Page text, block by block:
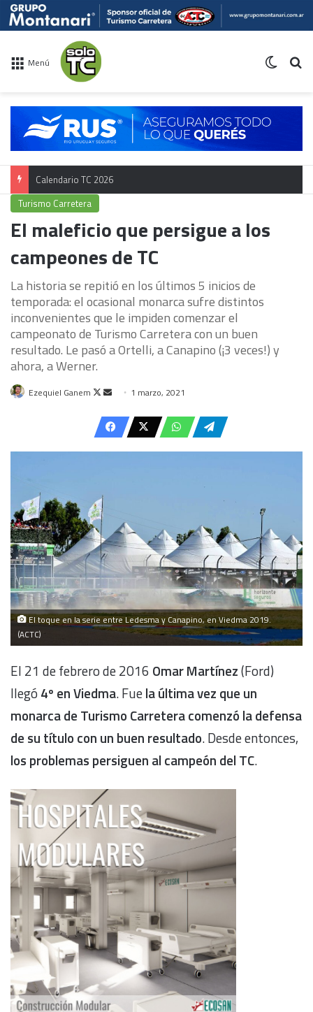
Menú
Calendario TC 2026
Turismo Carretera
El maleficio que persigue a los
campeones de TC
La historia se repitió en los últimos 5 inicios de
temporada: el ocasional monarca sufre distintos
inconvenientes que le impiden comenzar el
campeonato de Turismo Carretera con un buen
resultado. Le pasó a Ortelli, a Canapino (¡3 veces!) y
ahora, a Werner.
Ezequiel Ganem
Follow
X
Send
email
1 marzo, 2021
El toque en la serie entre Ledesma y Canapino, en Viedma 2019.
(ACTC)
El 21 de febrero de 2016 Omar Martínez(Ford)
llegó 4º en Viedma. Fuela última vez que un
monarca de Turismo Carretera comenzó la defensa
de su título con un buen resultado. Desde entonces,
los problemas persiguen al campeón del TC.